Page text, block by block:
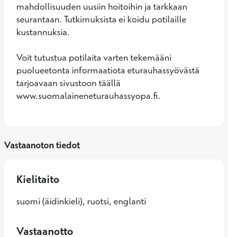
mahdollisuuden uusiin hoitoihin ja tarkkaan
seurantaan. Tutkimuksista ei koidu potilaille
kustannuksia.
Voit tutustua potilaita varten tekemääni
puolueetonta informaatiota eturauhassyövästä
tarjoavaan sivustoon täällä
www.suomalaineneturauhassyopa.fi.
Vastaanoton tiedot
Kielitaito
suomi (äidinkieli), ruotsi, englanti
Vastaanotto